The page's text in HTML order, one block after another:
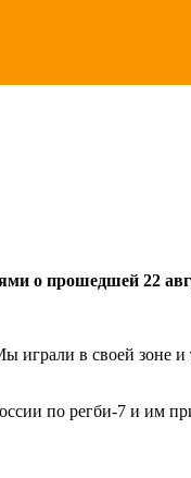
о прошедшей 22
в своей зоне и
по регби-7 и им